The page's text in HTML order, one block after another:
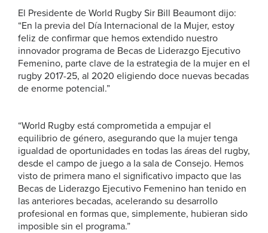
El Presidente de World Rugby Sir Bill Beaumont dijo:
“En la previa del Día Internacional de la Mujer, estoy
feliz de confirmar que hemos extendido nuestro
innovador programa de Becas de Liderazgo Ejecutivo
Femenino, parte clave de la estrategia de la mujer en el
rugby 2017-25, al 2020 eligiendo doce nuevas becadas
de enorme potencial.”
“World Rugby está comprometida a empujar el
equilibrio de género, asegurando que la mujer tenga
igualdad de oportunidades en todas las áreas del rugby,
desde el campo de juego a la sala de Consejo. Hemos
visto de primera mano el significativo impacto que las
Becas de Liderazgo Ejecutivo Femenino han tenido en
las anteriores becadas, acelerando su desarrollo
profesional en formas que, simplemente, hubieran sido
imposible sin el programa.”